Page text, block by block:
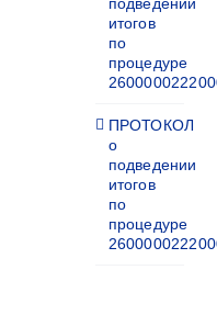
итогов
по
процедуре
ПРОТОКОЛ
о
подведении
итогов
по
процедуре